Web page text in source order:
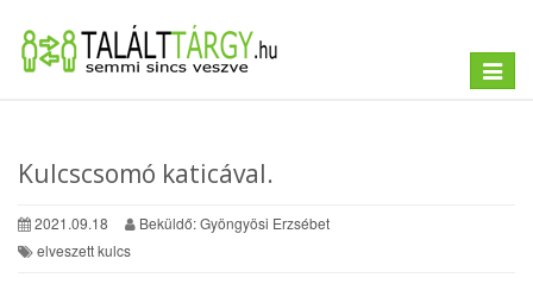
Toggle
Kulcscsomó katicával.
2021.09.18
Beküldő: Gyöngyösi Erzsébet
elveszett kulcs